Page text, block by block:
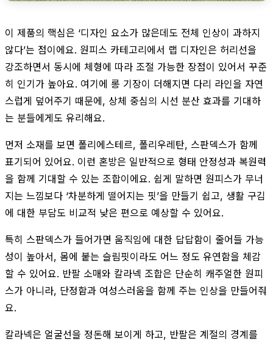
이 제품의 핵심은 ‘디자인 요소가 많은데도 전체 인상이 과하지
않다’는 점이에요. 원피스 카테고리에서 랩 디자인은 허리선을
강조하면서 동시에 체형에 따라 조절 가능한 장점이 있어서 꾸준
히 인기가 높아요. 여기에 롱 기장이 더해지면 다리 라인을 자연
스럽게 덮어주기 때문에, 상체 중심의 시선 분산 효과를 기대하
는 분들에게도 유리해요.
먼저 소재를 보면 폴리에스테르, 폴리우레탄, 스판덱스가 함께
표기되어 있어요. 이런 혼방은 일반적으로 형태 안정성과 복원력
을 함께 기대할 수 있는 조합이에요. 쉽게 말하면 원피스가 무너
지는 느낌보다 ‘차분하게 떨어지는 핏’을 만들기 쉽고, 생활 구김
에 대한 부담도 비교적 낮은 편으로 예상할 수 있어요.
특히 스판덱스가 들어가면 움직임에 대한 답답함이 줄어들 가능
성이 높아서, 몸에 붙는 슬림핏이라도 어느 정도 유연함을 체감
할 수 있어요. 반팔 소매와 칼라넥 조합은 단순히 캐주얼한 원피
스가 아니라, 단정함과 여성스러움을 함께 주는 인상을 만들어줘
요.
칼라넥은 얼굴선을 정돈해 보이게 하고, 반팔은 계절의 경계를